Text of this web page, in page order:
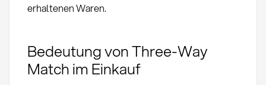
erhaltenen Waren.
Bedeutung von Three-Way
Match im Einkauf